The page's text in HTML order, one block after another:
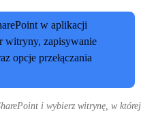
i wybierz witrynę, w której